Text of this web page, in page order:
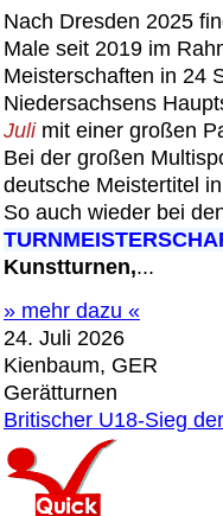
Nach Dresden 2025
Male seit 2019 im
Meisterschaften in 24
Niedersachsens
Julimit einer großen
Bei der großen
deutsche Meistertitel
So auch wieder bei
Kunstturnen,...
» mehr dazu «
24. Juli 2026
Kienbaum, GER
Gerätturnen
Britischer U18-Sieg